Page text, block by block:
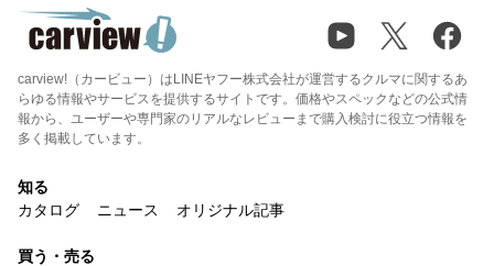
carview!（カービュー）はLINEヤフー株式会社が運営するクルマに関するあ
らゆる情報やサービスを提供するサイトです。価格やスペックなどの公式情
報から、ユーザーや専門家のリアルなレビューまで購入検討に役立つ情報を
多く掲載しています。
知る
カタログ
ニュース オリジナル記事
買う・売る